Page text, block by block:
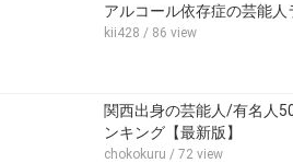
アルコール依存症の芸能人
kii428 / 86 view
関西出身の芸能人/有名人
ンキング【最新版】
chokokuru / 72 view